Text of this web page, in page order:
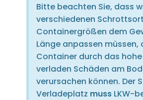
Bitte beachten Sie, dass
verschiedenen
Containergrößen dem
Länge anpassen müssen,
Container durch das
verladen Schäden am
verursachen können. Der
Verladeplatz mussLKW-